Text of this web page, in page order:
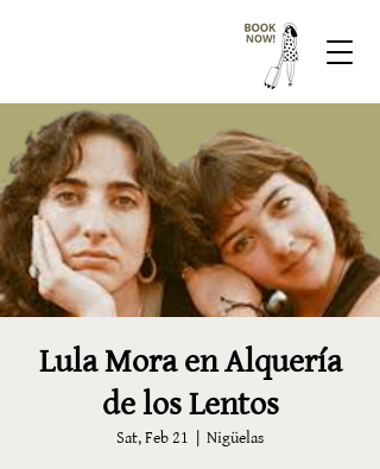
Lula Mora en Alquería
de los Lentos
Sat, Feb 21
  |
Nigüelas